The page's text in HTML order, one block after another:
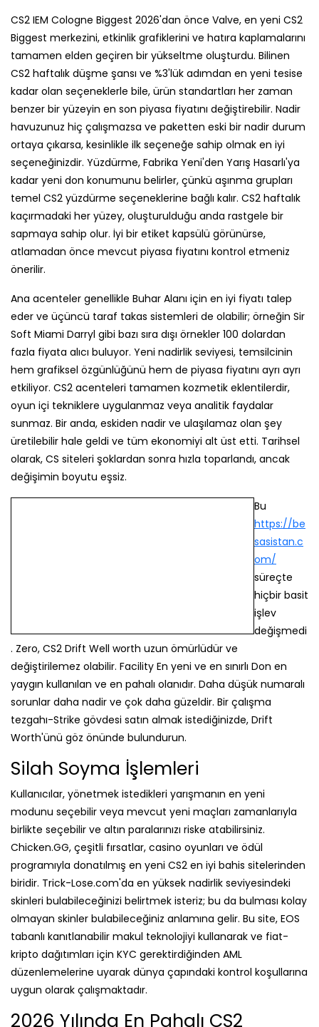
CS2 IEM Cologne Biggest 2026'dan önce Valve, en yeni CS2
Biggest merkezini, etkinlik grafiklerini ve hatıra kaplamalarını
tamamen elden geçiren bir yükseltme oluşturdu. Bilinen
CS2 haftalık düşme şansı ve %3'lük adımdan en yeni tesise
kadar olan seçeneklerle bile, ürün standartları her zaman
benzer bir yüzeyin en son piyasa fiyatını değiştirebilir. Nadir
havuzunuz hiç çalışmazsa ve paketten eski bir nadir durum
ortaya çıkarsa, kesinlikle ilk seçeneğe sahip olmak en iyi
seçeneğinizdir. Yüzdürme, Fabrika Yeni'den Yarış Hasarlı'ya
kadar yeni don konumunu belirler, çünkü aşınma grupları
temel CS2 yüzdürme seçeneklerine bağlı kalır. CS2 haftalık
kaçırmadaki her yüzey, oluşturulduğu anda rastgele bir
sapmaya sahip olur. İyi bir etiket kapsülü görünürse,
atlamadan önce mevcut piyasa fiyatını kontrol etmeniz
önerilir.
Ana acenteler genellikle Buhar Alanı için en iyi fiyatı talep
eder ve üçüncü taraf takas sistemleri de olabilir; örneğin Sir
Soft Miami Darryl gibi bazı sıra dışı örnekler 100 dolardan
fazla fiyata alıcı buluyor. Yeni nadirlik seviyesi, temsilcinin
hem grafiksel özgünlüğünü hem de piyasa fiyatını ayrı ayrı
etkiliyor. CS2 acenteleri tamamen kozmetik eklentilerdir,
oyun içi tekniklere uygulanmaz veya analitik faydalar
sunmaz. Bir anda, eskiden nadir ve ulaşılamaz olan şey
üretilebilir hale geldi ve tüm ekonomiyi alt üst etti. Tarihsel
olarak, CS siteleri şoklardan sonra hızla toparlandı, ancak
değişimin boyutu eşsiz.
https://besasistan.com/süreçte
hiçbir basit işlev değişmedi. Zero, CS2
Drift Well worth uzun ömürlüdür ve
değiştirilemez olabilir. Facility En yeni ve en sınırlı Don en
yaygın kullanılan ve en pahalı olanıdır. Daha düşük numaralı
sorunlar daha nadir ve çok daha güzeldir. Bir çalışma
tezgahı-Strike gövdesi satın almak istediğinizde, Drift
Worth'ünü göz önünde bulundurun.
Silah Soyma İşlemleri
Kullanıcılar, yönetmek istedikleri yarışmanın en yeni
modunu seçebilir veya mevcut yeni maçları zamanlarıyla
birlikte seçebilir ve altın paralarınızı riske atabilirsiniz.
Chicken.GG, çeşitli fırsatlar, casino oyunları ve ödül
programıyla donatılmış en yeni CS2 en iyi bahis sitelerinden
biridir. Trick-Lose.com'da en yüksek nadirlik seviyesindeki
skinleri bulabileceğinizi belirtmek isteriz; bu da bulması kolay
olmayan skinler bulabileceğiniz anlamına gelir. Bu site, EOS
tabanlı kanıtlanabilir makul teknolojiyi kullanarak ve fiat-
kripto dağıtımları için KYC gerektirdiğinden AML
düzenlemelerine uyarak dünya çapındaki kontrol koşullarına
uygun olarak çalışmaktadır.
2026 Yılında En Pahalı CS2
Skinleri (Güncellenmiş Hız Listesi)
Yeni ürün yelpazesi, Valve'ın Harlequin ve Achroma serilerini
haftalık oyun rotasyonuna eklediği 21 Ocak 2026 tarihinde
güncellendi. Amerika'da, Batı Yakası için Salı günü saat 18:00
PT, Doğu Yakası için Cumartesi günü saat 20:00 CT ve